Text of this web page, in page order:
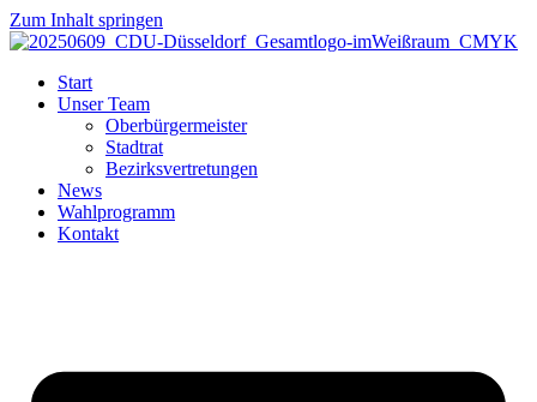
Zum Inhalt springen
Start
Unser Team
Oberbürgermeister
Stadtrat
Bezirksvertretungen
News
Wahlprogramm
Kontakt